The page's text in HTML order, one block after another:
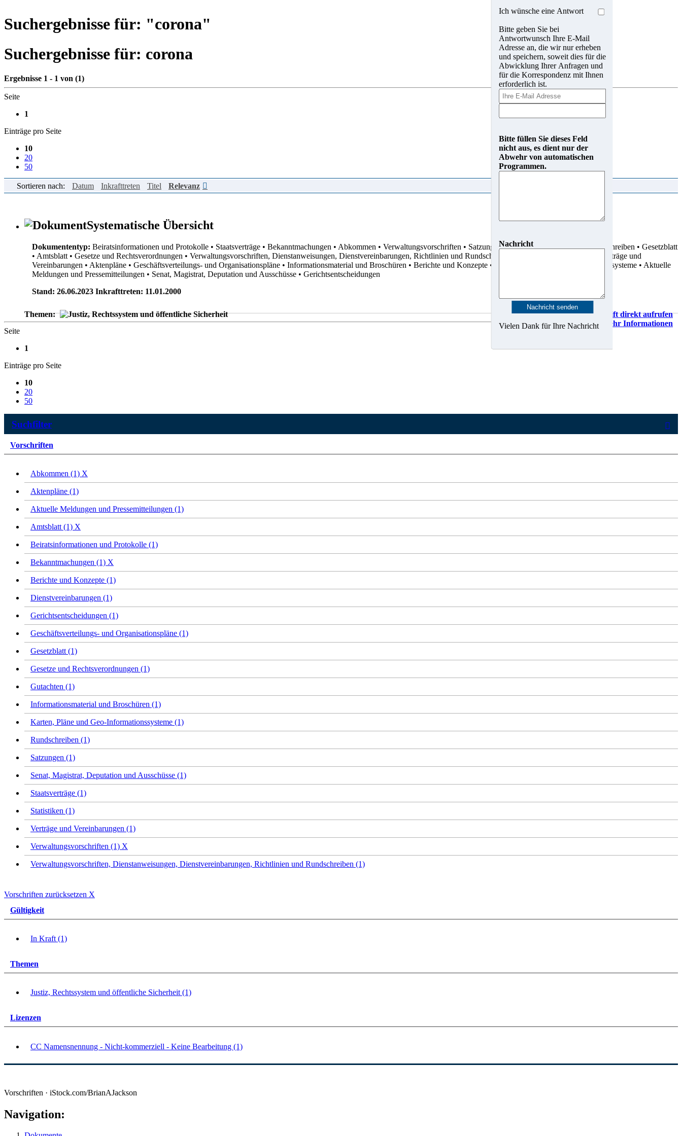
Suchergebnisse für: "corona"
Suchergebnisse für: corona
Ergebnisse 1 - 1 von (1)
Seite
1
Einträge pro Seite
10
20
50
Sortieren nach: Datum Inkrafttreten Titel Relevanz
Systematische Übersicht
Dokumententyp: Beiratsinformationen und Protokolle • Staatsverträge • Bekanntmachungen • Abkommen • Verwaltungsvorschriften • Satzungen• Dienstvereinbarungen• Rundschreiben • Gesetzblatt
• Amtsblatt • Gesetze und Rechtsverordnungen • Verwaltungsvorschriften, Dienstanweisungen, Dienstvereinbarungen, Richtlinien und Rundschreiben
• Verträge und
Vereinbarungen • Aktenpläne • Geschäftsverteilungs- und Organisationspläne • Informationsmaterial und Broschüren • Berichte und Konzepte • Karten, Pläne und Geo-Informationssysteme • Aktuelle
Meldungen und Pressemitteilungen • Senat, Magistrat, Deputation und Ausschüsse • Gerichtsentscheidungen
Stand: 26.06.2023 Inkrafttreten: 11.01.2000
Themen:
Vorschrift direkt aufrufen
Mehr Informationen
Seite
1
Einträge pro Seite
10
20
50
Suchfilter
Vorschriften
Abkommen (1) X
Aktenpläne (1)
Aktuelle Meldungen und Pressemitteilungen (1)
Amtsblatt (1) X
Beiratsinformationen und Protokolle (1)
Bekanntmachungen (1) X
Berichte und Konzepte (1)
Dienstvereinbarungen (1)
Gerichtsentscheidungen (1)
Geschäftsverteilungs- und Organisationspläne (1)
Gesetzblatt (1)
Gesetze und Rechtsverordnungen (1)
Gutachten (1)
Informationsmaterial und Broschüren (1)
Karten, Pläne und Geo-Informationssysteme (1)
Rundschreiben (1)
Satzungen (1)
Senat, Magistrat, Deputation und Ausschüsse (1)
Staatsverträge (1)
Statistiken (1)
Verträge und Vereinbarungen (1)
Verwaltungsvorschriften (1) X
Verwaltungsvorschriften, Dienstanweisungen, Dienstvereinbarungen, Richtlinien und Rundschreiben (1)
Vorschriften zurücksetzen X
Gültigkeit
In Kraft (1)
Themen
Justiz, Rechtssystem und öffentliche Sicherheit (1)
Lizenzen
CC Namensnennung - Nicht-kommerziell - Keine Bearbeitung (1)
Ich wünsche eine Antwort
Bitte geben Sie bei
Antwortwunsch Ihre E-Mail
Adresse an, die wir nur erheben
und speichern, soweit dies für die
Abwicklung Ihrer Anfragen und
für die Korrespondenz mit Ihnen
erforderlich ist.
Bitte füllen Sie dieses Feld
nicht aus, es dient nur der
Abwehr von automatischen
Programmen.
Nachricht
Vielen Dank für Ihre Nachricht
Vorschriften · iStock.com/BrianAJackson
Navigation: